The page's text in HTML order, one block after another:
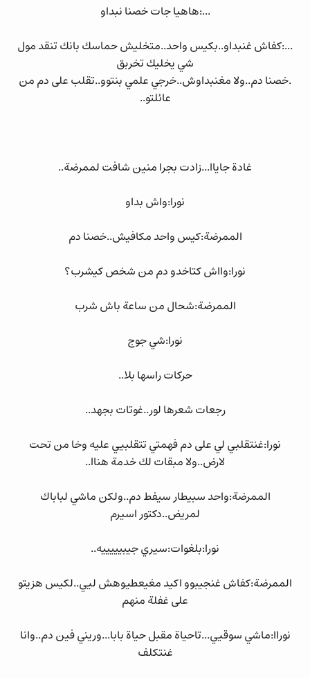
...:هاهيا جات خصنا نبداو
...:كفاش غنبداو..بكيس واحد..متخليش حماسك بانك تنقد مول
شي يخليك تخربق
.خصنا دم..ولا مغنبداوش..خرجي علمي بنتوو..تقلب على دم من
عائلتو..
غادة جاياا...زادت بجرا منين شافت لممرضة..
نورا:واش بداو
الممرضة:كيس واحد مكافيش..خصنا دم
نورا:وااش كتاخدو دم من شخص كيشرب؟
الممرضة:شحال من ساعة باش شرب
نورا:شي جوج
حركات راسها بلا..
رجعات شعرها لور..غوتات بجهد..
نورا:غنتقلبي لي على دم فهمتي تتقلبيي عليه وخا من تحت
لارض..ولا مبقات لك خدمة هناا..
الممرضة:واحد سبيطار سيفط دم..ولكن ماشي لباباك
لمريض..دكتور اسيرم
نورا:بلغوات:سيري جيبيييييه..
الممرضة:كفاش غنجيبوو اكيد مغيعطيوهش ليي..لكيس هزيتو
على غفلة منهم
نوراا:ماشي سوقيي...تاحياة مقبل حياة بابا...وريني فين دم..وانا
غنتكلف